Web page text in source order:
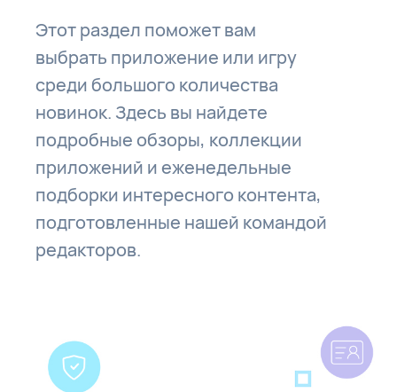
Этот раздел поможет вам
выбрать приложение или игру
среди большого количества
новинок. Здесь вы найдете
подробные обзоры, коллекции
приложений и еженедельные
подборки интересного контента,
подготовленные нашей командой
редакторов.